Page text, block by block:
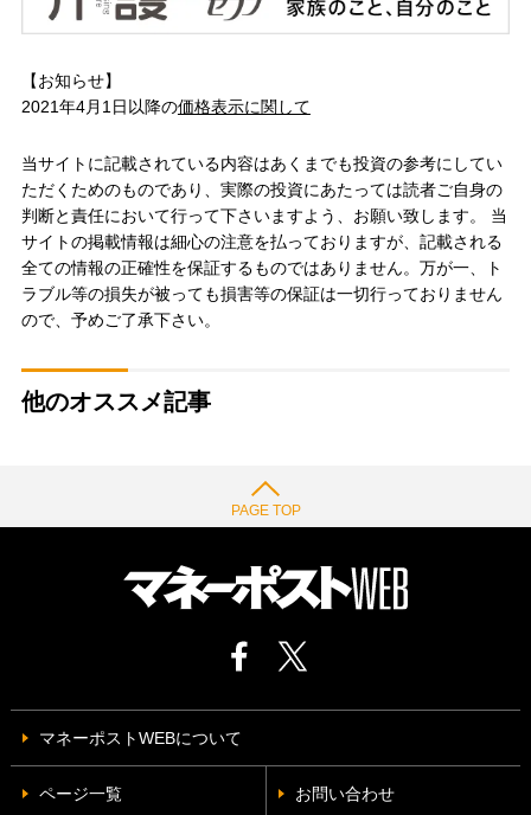
【お知らせ】
2021年4月1日以降の価格表示に関して
当サイトに記載されている内容はあくまでも投資の参考にしてい
ただくためのものであり、実際の投資にあたっては読者ご自身の
判断と責任において行って下さいますよう、お願い致します。 当
サイトの掲載情報は細心の注意を払っておりますが、記載される
全ての情報の正確性を保証するものではありません。万が一、ト
ラブル等の損失が被っても損害等の保証は一切行っておりません
ので、予めご了承下さい。
他のオススメ記事
PAGE TOP
マネーポストWEBについて
ページ一覧 お問い合わせ